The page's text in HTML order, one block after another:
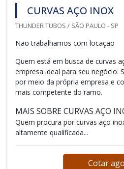
CURVAS AÇO INOX
THUNDER TUBOS / SÃO PAULO - SP
Não trabalhamos com locação
Quem está em busca de curvas
empresa ideal para seu negócio.
por meio da própria empresa e
mais competente do ramo.
MAIS SOBRE CURVAS AÇO
Quem procura por curvas aço
altamente qualificada...
Cotar